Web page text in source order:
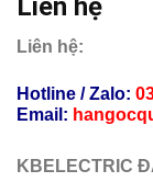
Liên hệ
Liên hệ:
Hotline / Zalo:
Email:
KBELECTRIC